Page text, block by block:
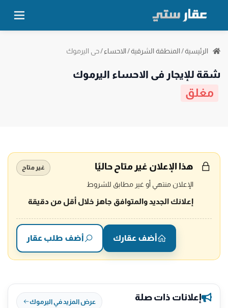
الرئيسية/المنطقة الشرقية/الاحساء/حي اليرموك
شقة للإيجار في الاحساء اليرموك
مغلق
هذا الإعلان غير متاح حاليًا غير متاح
الإعلان منتهي أو غير مطابق للشروط
إعلانك الجديد والمتوافق جاهز خلال أقل من دقيقة
أضف عقارك أضف طلب عقار
إعلانات ذات صلة عرض المزيد في اليرموك